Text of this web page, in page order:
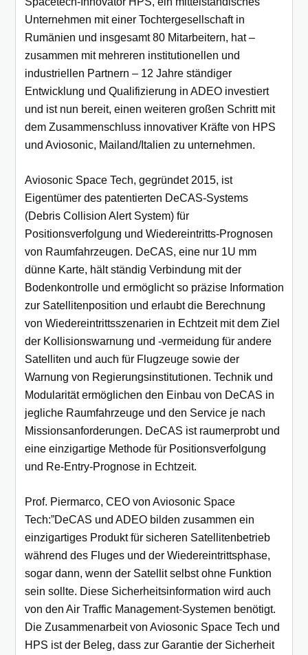
Unternehmen mit einer Tochtergesellschaft in
Rumänien und insgesamt 80 Mitarbeitern, hat –
zusammen mit mehreren institutionellen und
industriellen Partnern – 12 Jahre ständiger
Entwicklung und Qualifizierung in ADEO investiert
und ist nun bereit, einen weiteren großen Schritt mit
dem Zusammenschluss innovativer Kräfte von HPS
und Aviosonic, Mailand/Italien zu unternehmen.
Aviosonic Space Tech, gegründet 2015, ist
Eigentümer des patentierten DeCAS-Systems
(Debris Collision Alert System) für
Positionsverfolgung und Wiedereintritts-Prognosen
von Raumfahrzeugen. DeCAS, eine nur 1U mm
dünne Karte, hält ständig Verbindung mit der
Bodenkontrolle und ermöglicht so präzise Information
zur Satellitenposition und erlaubt die Berechnung
von Wiedereintrittsszenarien in Echtzeit mit dem Ziel
der Kollisionswarnung und -vermeidung für andere
Satelliten und auch für Flugzeuge sowie der
Warnung von Regierungsinstitutionen. Technik und
Modularität ermöglichen den Einbau von DeCAS in
jegliche Raumfahrzeuge und den Service je nach
Missionsanforderungen. DeCAS ist raumerprobt und
eine einzigartige Methode für Positionsverfolgung
und Re-Entry-Prognose in Echtzeit.
Prof. Piermarco, CEO von Aviosonic Space
Tech:”DeCAS und ADEO bilden zusammen ein
einzigartiges Produkt für sicheren Satellitenbetrieb
während des Fluges und der Wiedereintrittsphase,
sogar dann, wenn der Satellit selbst ohne Funktion
sein sollte. Diese Sicherheitsinformation wird auch
von den Air Traffic Management-Systemen benötigt.
Die Zusammenarbeit von Aviosonic Space Tech und
HPS ist der Beleg, dass zur Garantie der Sicherheit